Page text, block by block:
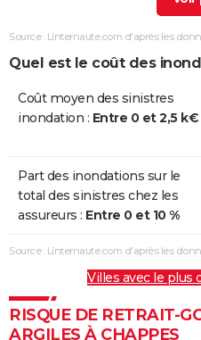
et/ou
Boue
25/12/1999
Inondations
et/ou
11/01/1993
Inondations
et/ou
Coulées de
23/07/1988
Inondations
et/ou
Source : Linternaute.com d'après les
Quel est le coût des
Coût moyen des sinistres
inondation : Entre 0 et 2,5 k€
Part des inondations sur le
total des sinistres chez les
assureurs : Entre 0 et 10 %
Source : Linternaute.com d'après les
Villes avec le plus
RISQUE DE RETRAIT-
ARGILES À CHAPPES